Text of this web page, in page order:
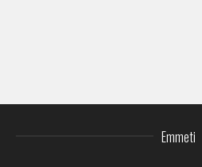
Emmeti